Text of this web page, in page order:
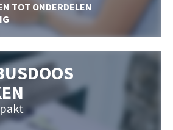
TOT ONDERDELEN